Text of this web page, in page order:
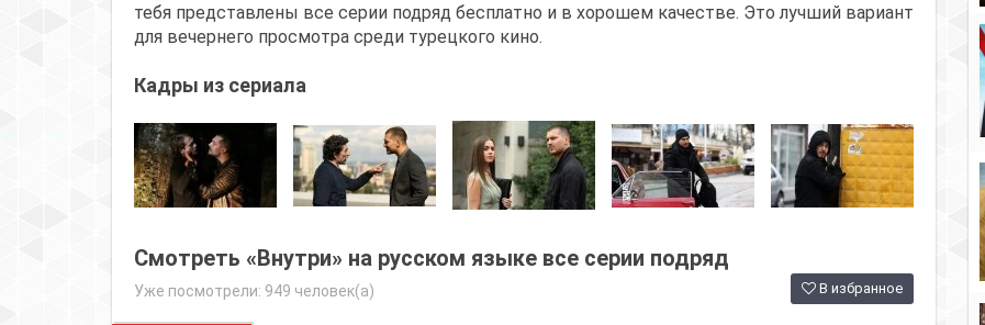
тебя представлены все серии подряд бесплатно и в хорошем качестве. Это лучший вариант
для вечернего просмотра среди турецкого кино.
Кадры из сериала
Смотреть «Внутри» на русском языке все серии подряд
Уже посмотрели: 949 человек(а) В избранное